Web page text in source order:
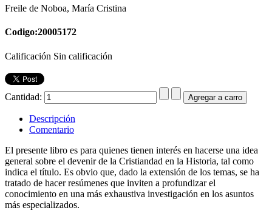
Freile de Noboa, María Cristina
Codigo:20005172
Calificación Sin calificación
Cantidad:
Descripción
Comentario
El presente libro es para quienes tienen interés en hacerse una idea
general sobre el devenir de la Cristiandad en la Historia, tal como
indica el título. Es obvio que, dado la extensión de los temas, se ha
tratado de hacer resúmenes que inviten a profundizar el
conocimiento en una más exhaustiva investigación en los asuntos
más especializados.